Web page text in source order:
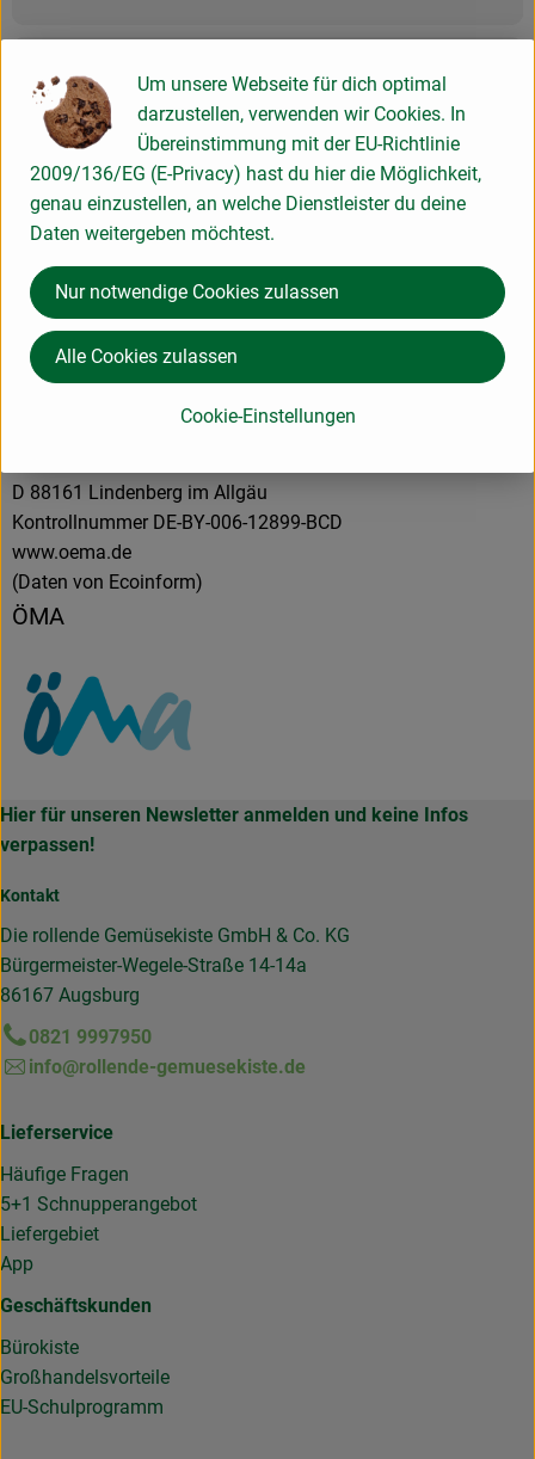
Produktdatenblatt
Herkunft
Hersteller: ÖMA Beer GmbH
Deutschland
D 88161 Lindenberg im Allgäu
Kontrollnummer DE-BY-006-12899-BCD
www.oema.de
(Daten von Ecoinform)
ÖMA
Hier für unseren Newsletter anmelden und keine Infos
verpassen!
Kontakt
Die rollende Gemüsekiste GmbH & Co. KG
Bürgermeister-Wegele-Straße 14-14a
86167 Augsburg
0821 9997950
info@rollende-gemuesekiste.de
Lieferservice
Häufige Fragen
5+1 Schnupperangebot
Liefergebiet
App
Geschäftskunden
Bürokiste
Großhandelsvorteile
EU-Schulprogramm
Um unsere Webseite für dich optimal
darzustellen, verwenden wir Cookies. In
Übereinstimmung mit der EU-Richtlinie
2009/136/EG (E-Privacy) hast du hier die Möglichkeit,
genau einzustellen, an welche Dienstleister du deine
Daten weitergeben möchtest.
Cookie-Einstellungen
Nur notwendige Cookies zulassen
Alle Cookies zulassen